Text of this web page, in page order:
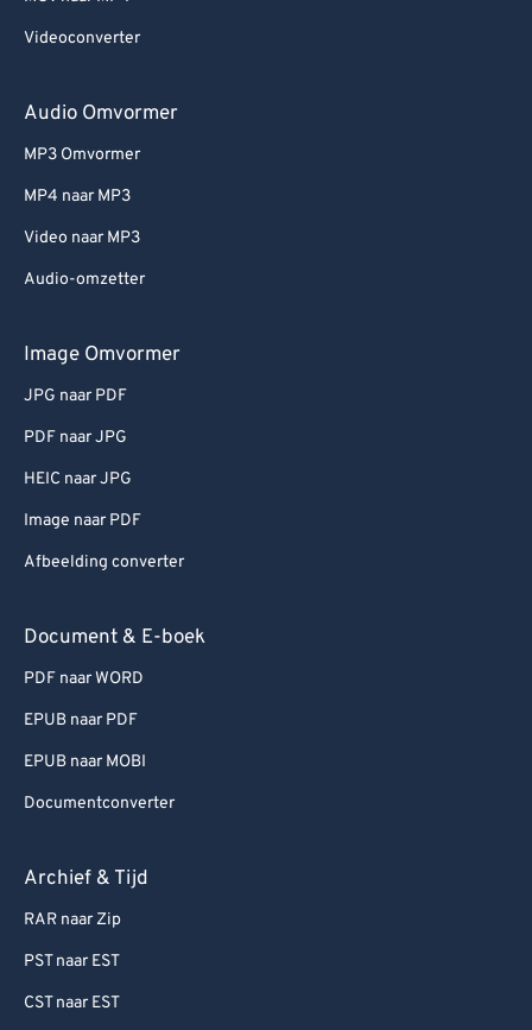
Videoconverter
Audio Omvormer
MP3 Omvormer
MP4 naar MP3
Video naar MP3
Audio-omzetter
Image Omvormer
JPG naar PDF
PDF naar JPG
HEIC naar JPG
Image naar PDF
Afbeelding converter
Document & E-boek
PDF naar WORD
EPUB naar PDF
EPUB naar MOBI
Documentconverter
Archief & Tijd
RAR naar Zip
PST naar EST
CST naar EST